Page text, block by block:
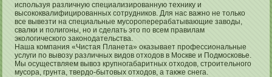
используя различную специализированную технику и
высококвалифицированных сотрудников. Для нас важно не только
все вывезти на специальные мусороперерабатывающие заводы,
свалки и полигоны, но и сделать это по всем правилам
экологического законодательства.
Наша компания «Чистая Планета» оказывает профессиональные
услуги по вывозу различных видов отходов в Москве и Подмосковье.
Мы осуществляем вывоз крупногабаритных отходов, строительного
мусора, грунта, твердо-бытовых отходов, а также снега.